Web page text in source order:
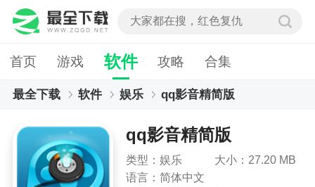
首页 游戏 软件 攻略 合集
最全下载 软件 娱乐 qq影音精简版
qq影音精简版
类型：娱乐
大小：27.20 MB
语言：简体中文